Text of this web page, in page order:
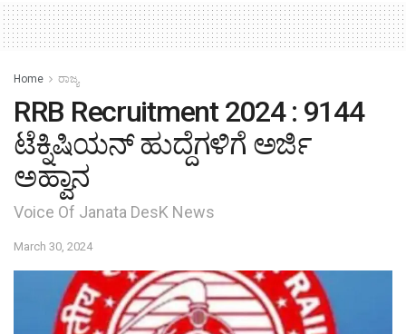
Home ರಾಜ್ಯ
RRB Recruitment 2024 : 9144
ಟೆಕ್ನಿಷಿಯನ್​ ಹುದ್ದೆಗಳಿಗೆ ಅರ್ಜಿ
ಅಹ್ವಾನ
Voice Of Janata DesK News
March 30, 2024